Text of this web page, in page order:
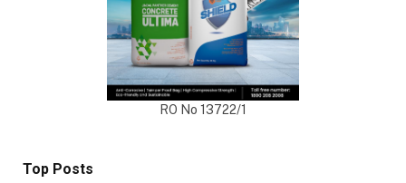
RO No 13722/1
Top Posts